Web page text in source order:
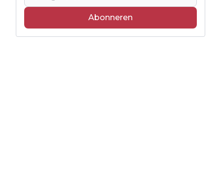
Abonneren